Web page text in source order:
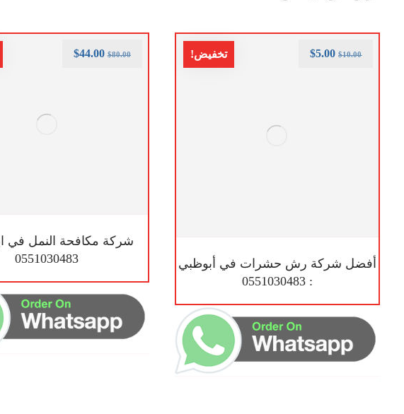
تخفيض!
أفضل شركة رش حشرات في أبوظبي
: 0551030483
$10.00
$5.00
شركة مكافحة النمل في
0551030483
$80.00
$44.00